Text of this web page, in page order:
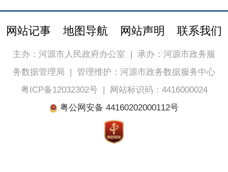
网站记事 地图导航 网站声明 联系我们
主办：河源市人民政府办公室 | 承办：河源市政务服
务数据管理局 | 管理维护：河源市政务数据服务中心
粤ICP备12032302号|
网站标识码：4416000024
粤公网安备 44160202000112号